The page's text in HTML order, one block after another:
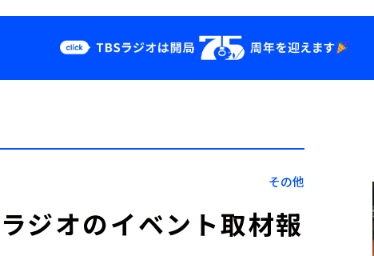
YouTube
その他
ジオのイベント取材報